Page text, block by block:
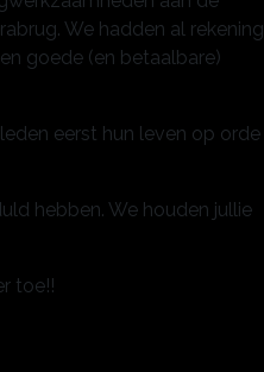
We hadden al rekening
goede (en betaalbare)
eerst hun leven op orde
hebben. We houden jullie
toe!!